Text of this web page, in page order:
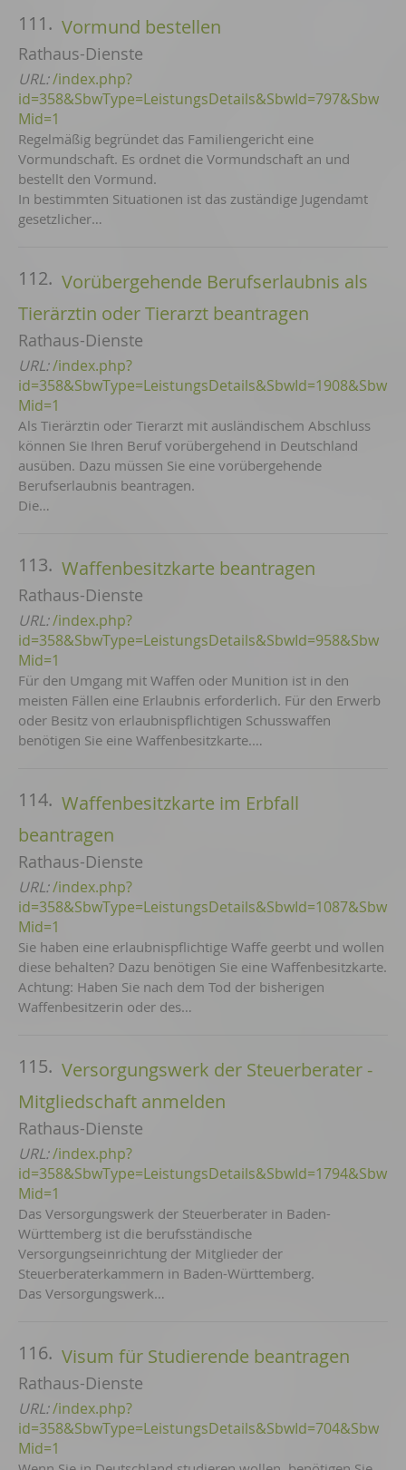
111. Vormund bestellen
Rathaus-Dienste
URL:/index.php?
id=358&SbwType=LeistungsDetails&SbwId=797&Sbw
Mid=1
Regelmäßig begründet das Familiengericht eine
Vormundschaft. Es ordnet die Vormundschaft an und
bestellt den Vormund.
In bestimmten Situationen ist das zuständige Jugendamt
gesetzlicher…
112. Vorübergehende Berufserlaubnis als
Tierärztin oder Tierarzt beantragen
Rathaus-Dienste
URL:/index.php?
id=358&SbwType=LeistungsDetails&SbwId=1908&Sbw
Mid=1
Als Tierärztin oder Tierarzt mit ausländischem Abschluss
können Sie Ihren Beruf vorübergehend in Deutschland
ausüben. Dazu müssen Sie eine vorübergehende
Berufserlaubnis beantragen.
Die…
113. Waffenbesitzkarte beantragen
Rathaus-Dienste
URL:/index.php?
id=358&SbwType=LeistungsDetails&SbwId=958&Sbw
Mid=1
Für den Umgang mit Waffen oder Munition ist in den
meisten Fällen eine Erlaubnis erforderlich. Für den Erwerb
oder Besitz von erlaubnispflichtigen Schusswaffen
benötigen Sie eine Waffenbesitzkarte.…
114. Waffenbesitzkarte im Erbfall
beantragen
Rathaus-Dienste
URL:/index.php?
id=358&SbwType=LeistungsDetails&SbwId=1087&Sbw
Mid=1
Sie haben eine erlaubnispflichtige Waffe geerbt und wollen
diese behalten? Dazu benötigen Sie eine Waffenbesitzkarte.
Achtung: Haben Sie nach dem Tod der bisherigen
Waffenbesitzerin oder des…
115. Versorgungswerk der Steuerberater -
Mitgliedschaft anmelden
Rathaus-Dienste
URL:/index.php?
id=358&SbwType=LeistungsDetails&SbwId=1794&Sbw
Mid=1
Das Versorgungswerk der Steuerberater in Baden-
Württemberg ist die berufsständische
Versorgungseinrichtung der Mitglieder der
Steuerberaterkammern in Baden-Württemberg.
Das Versorgungswerk…
116. Visum für Studierende beantragen
Rathaus-Dienste
URL:/index.php?
id=358&SbwType=LeistungsDetails&SbwId=704&Sbw
Mid=1